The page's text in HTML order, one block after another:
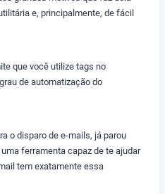
e, principalmente, de fácil
que você utilize tags no
de automatização do
o disparo de e-mails, já parou
ferramenta capaz de te ajudar
tem exatamente essa